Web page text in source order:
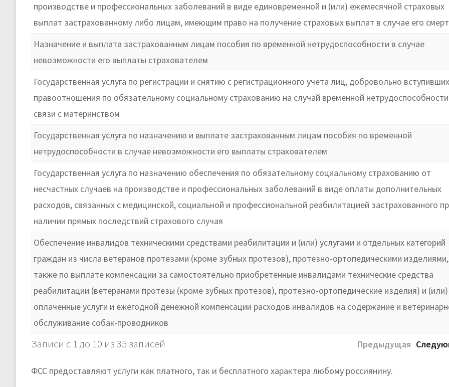
производстве и профессиональных заболеваний в виде единовременной и (или) ежемесячной страховых
выплат застрахованному либо лицам, имеющим право на получение страховых выплат в случае его
Назначение и выплата застрахованным лицам пособия по временной нетрудоспособности в случае
невозможности его выплаты страхователем
Государственная услуга по регистрации и снятию с регистрационного учета лиц, добровольно
правоотношения по обязательному социальному страхованию на случай временной
связи с материнством
Государственная услуга по назначению и выплате застрахованным лицам пособия по временной
нетрудоспособности в случае невозможности его выплаты страхователем
Государственная услуга по назначению обеспечения по обязательному социальному страхованию от
несчастных случаев на производстве и профессиональных заболеваний в виде оплаты дополнительных
расходов, связанных с медицинской, социальной и профессиональной реабилитацией застрахованного
наличии прямых последствий страхового случая
Обеспечение инвалидов техническими средствами реабилитации и (или) услугами и отдельных категорий
граждан из числа ветеранов протезами (кроме зубных протезов), протезно-ортопедическими
также по выплате компенсации за самостоятельно приобретенные инвалидами технические средства
реабилитации (ветеранами протезы (кроме зубных протезов), протезно-ортопедические изделия) и (или)
оплаченные услуги и ежегодной денежной компенсации расходов инвалидов на содержание и
обслуживание собак-проводников
Записи с 1 до 10 из 35 записей Предыдущая
ФСС предоставляют услуги как платного, так и бесплатного характера любому россиянину.